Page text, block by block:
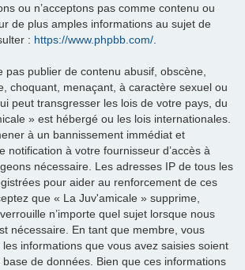
ou n’acceptons pas comme contenu ou
de plus amples informations au sujet de
: https://www.phpbb.com/.
pas publier de contenu abusif, obscène,
choquant, menaçant, à caractère sexuel ou
peut transgresser les lois de votre pays, du
» est hébergé ou les lois internationales.
à un bannissement immédiat et
notification à votre fournisseur d’accès à
nécessaire. Les adresses IP de tous les
pour aider au renforcement de ces
que « La Juv'amicale » supprime,
n’importe quel sujet lorsque nous
nécessaire. En tant que membre, vous
informations que vous avez saisies soient
de données. Bien que ces informations